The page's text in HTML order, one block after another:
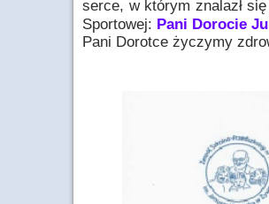
serce, w którym znalazł
Sportowej: Pani Dorocie
Pani Dorotce życzymy